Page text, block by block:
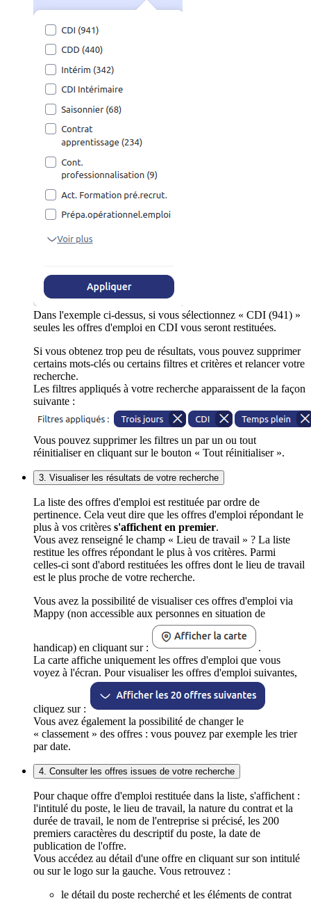
Dans l'exemple ci-dessus, si vous sélectionnez « CDI (941) »
seules les offres d'emploi en CDI vous seront restituées.
Si vous obtenez trop peu de résultats, vous pouvez supprimer
certains mots-clés ou certains filtres et critères et relancer votre
recherche.
Les filtres appliqués à votre recherche apparaissent de la façon
suivante :
Vous pouvez supprimer les filtres un par un ou tout
réinitialiser en cliquant sur le bouton « Tout réinitialiser ».
3. Visualiser les résultats de votre recherche
La liste des offres d'emploi est restituée par ordre de
pertinence. Cela veut dire que les offres d'emploi répondant le
plus à vos critères s'affichent en premier.
Vous avez renseigné le champ « Lieu de travail » ? La liste
restitue les offres répondant le plus à vos critères. Parmi
celles-ci sont d'abord restituées les offres dont le lieu de travail
est le plus proche de votre recherche.
Vous avez la possibilité de visualiser ces offres d'emploi via
Mappy (non accessible aux personnes en situation de
handicap) en cliquant sur :
.
La carte affiche uniquement les offres d'emploi que vous
voyez à l'écran. Pour visualiser les offres d'emploi suivantes,
cliquez sur :
Vous avez également la possibilité de changer le
« classement » des offres : vous pouvez par exemple les trier
par date.
4. Consulter les offres issues de votre recherche
Pour chaque offre d'emploi restituée dans la liste, s'affichent :
l'intitulé du poste, le lieu de travail, la nature du contrat et la
durée de travail, le nom de l'entreprise si précisé, les 200
premiers caractères du descriptif du poste, la date de
publication de l'offre.
Vous accédez au détail d'une offre en cliquant sur son intitulé
ou sur le logo sur la gauche. Vous retrouvez :
le détail du poste recherché et les éléments de contrat